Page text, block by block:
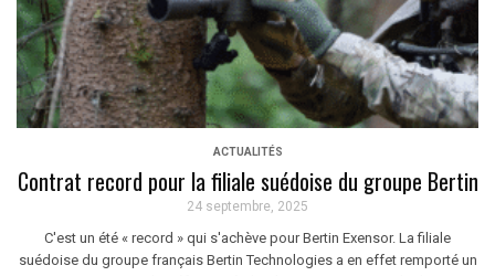
ACTUALITÉS
Contrat record pour la filiale suédoise du groupe Bertin
24 septembre, 2025
C'est un été « record » qui s'achève pour Bertin Exensor. La filiale
suédoise du groupe français Bertin Technologies a en effet remporté un